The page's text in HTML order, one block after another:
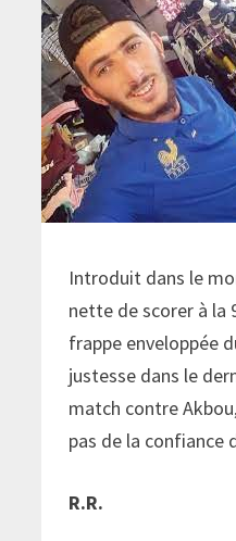
Introduit dans le
nette de scorer à la
frappe enveloppée
justesse dans le
match contre
pas de la confiance
R.R.